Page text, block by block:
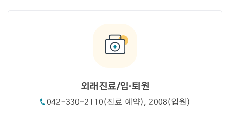
외래진료/입·퇴원
042-330-2110(진료 예약), 2008(입원)